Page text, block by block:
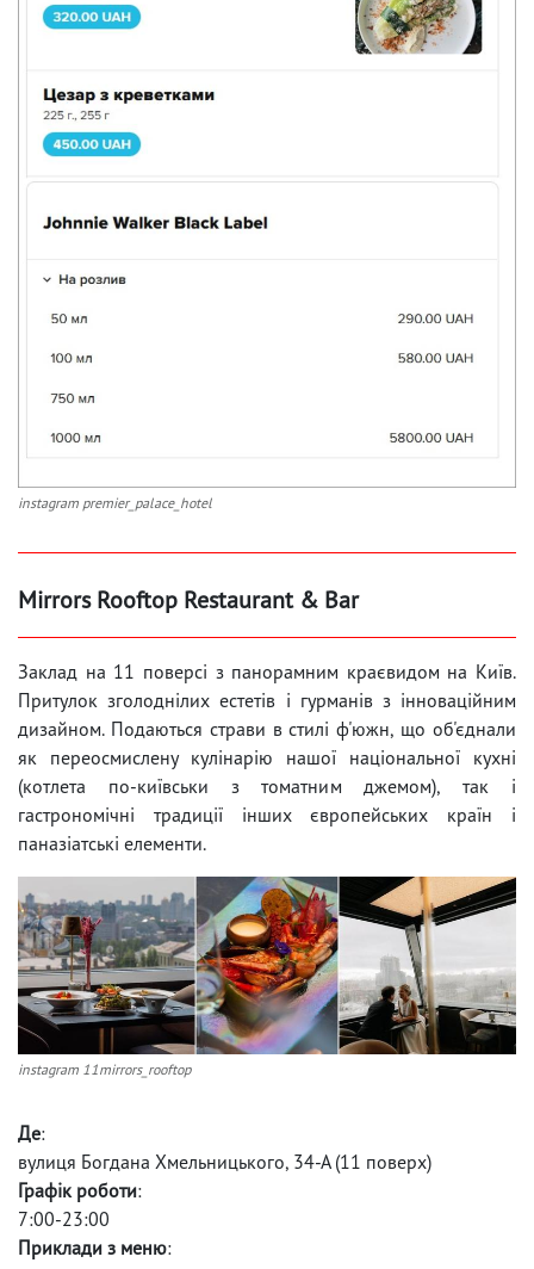
instagram premier_palace_hotel
Mirrors Rooftop Restaurant & Bar
Заклад на 11 поверсі з панорамним краєвидом на Київ.
Притулок зголоднілих естетів і гурманів з інноваційним
дизайном. Подаються страви в стилі ф'южн, що об'єднали
як переосмислену кулінарію нашої національної кухні
(котлета по-київськи з томатним джемом), так і
гастрономічні традиції інших європейських країн і
паназіатські елементи.
instagram 11mirrors_rooftop
Де:
вулиця Богдана Хмельницького, 34-А (11 поверх)
Графік роботи:
7:00-23:00
Приклади з меню: